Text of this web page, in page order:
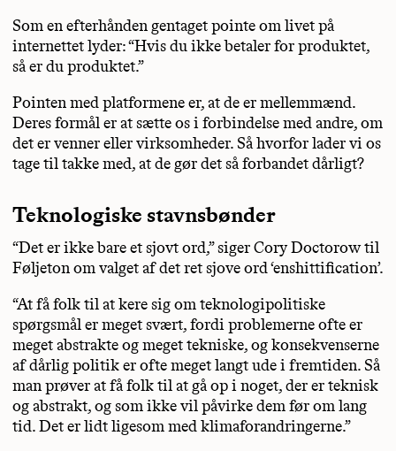
Som en efterhånden gentaget pointe om livet på
internettet lyder: “Hvis du ikke betaler for produktet,
så er du produktet.”
Pointen med platformene er, at de er mellemmænd.
Deres formål er at sætte os i forbindelse med andre, om
det er venner eller virksomheder. Så hvorfor lader vi os
tage til takke med, at de gør det så forbandet dårligt?
Teknologiske stavnsbønder
“Det er ikke bare et sjovt ord,” siger Cory Doctorow til
Føljeton om valget af det ret sjove ord ‘enshittification’.
“At få folk til at kere sig om teknologipolitiske
spørgsmål er meget svært, fordi problemerne ofte er
meget abstrakte og meget tekniske, og konsekvenserne
af dårlig politik er ofte meget langt ude i fremtiden. Så
man prøver at få folk til at gå op i noget, der er teknisk
og abstrakt, og som ikke vil påvirke dem før om lang
tid. Det er lidt ligesom med klimaforandringerne.”